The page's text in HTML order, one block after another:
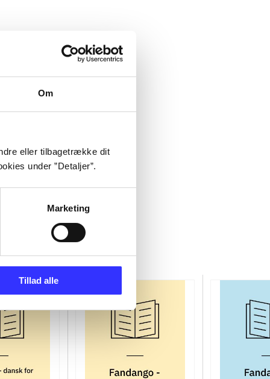
Om
eller tilbagetrække dit
under ”Detaljer”.
Marketing
Tillad alle